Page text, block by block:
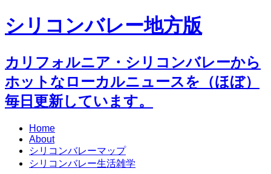
シリコンバレー地方版
カリフォルニア・シリコンバレーから
ホットなローカルニュースを（ほぼ）
毎日更新しています。
Home
About
シリコンバレーマップ
シリコンバレー生活雑学